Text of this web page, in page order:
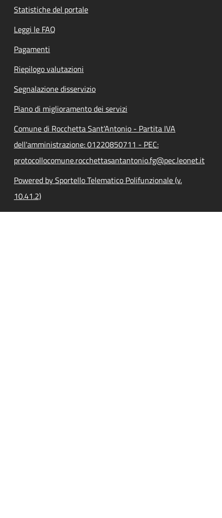
Statistiche del portale
Leggi le FAQ
Pagamenti
Riepilogo valutazioni
Segnalazione disservizio
Piano di miglioramento dei servizi
Comune di Rocchetta Sant'Antonio - Partita IVA
dell'amministrazione: 01220850711 - PEC:
protocollocomune.rocchettasantantonio.fg@pec.leonet.it
Powered by Sportello Telematico Polifunzionale (v.
10.41.2)